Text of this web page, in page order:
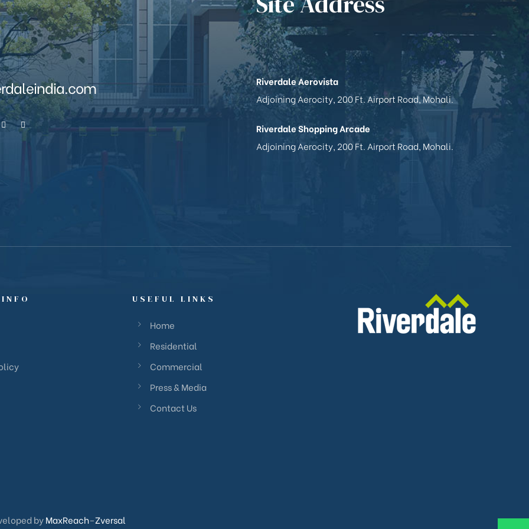
Riverdale Aerovista
Adjoining Aerocity, 200 Ft. Airport Road, Mohali.
Riverdale Shopping Arcade
Adjoining Aerocity, 200 Ft. Airport Road, Mohali.
USEFUL LINKS
Home
Residential
Commercial
Press & Media
Contact Us
byMaxReach–Zversal